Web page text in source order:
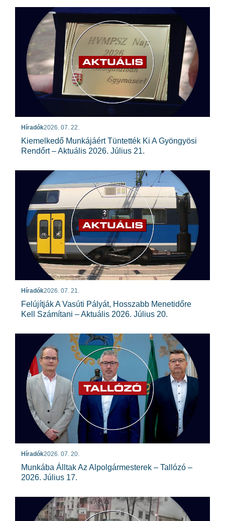
Híradók2026. 07. 22.
Kiemelkedő Munkájáért Tüntették Ki A Gyöngyösi
Rendőrt – Aktuális 2026. Július 21.
Híradók2026. 07. 21.
Felújítják A Vasúti Pályát, Hosszabb Menetidőre
Kell Számítani – Aktuális 2026. Július 20.
Híradók2026. 07. 20.
Munkába Álltak Az Alpolgármesterek – Tallózó –
2026. Július 17.